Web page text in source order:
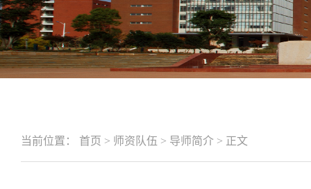
当前位置： 首页 > 师资队伍 > 导师简介 > 正文